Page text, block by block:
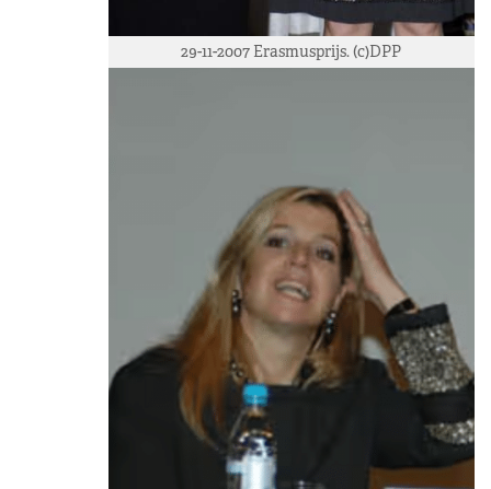
29-11-2007 Erasmusprijs. (c)DPP